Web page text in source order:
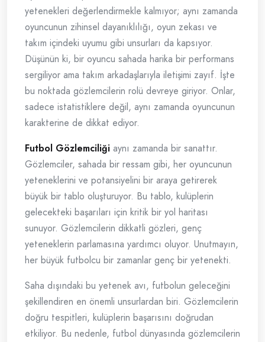
yetenekleri değerlendirmekle kalmıyor; aynı zamanda
oyuncunun zihinsel dayanıklılığı, oyun zekası ve
takım içindeki uyumu gibi unsurları da kapsıyor.
Düşünün ki, bir oyuncu sahada harika bir performans
sergiliyor ama takım arkadaşlarıyla iletişimi zayıf. İşte
bu noktada gözlemcilerin rolü devreye giriyor. Onlar,
sadece istatistiklere değil, aynı zamanda oyuncunun
karakterine de dikkat ediyor.
Futbol Gözlemciliği aynı zamanda bir sanattır.
Gözlemciler, sahada bir ressam gibi, her oyuncunun
yeteneklerini ve potansiyelini bir araya getirerek
büyük bir tablo oluşturuyor. Bu tablo, kulüplerin
gelecekteki başarıları için kritik bir yol haritası
sunuyor. Gözlemcilerin dikkatli gözleri, genç
yeteneklerin parlamasına yardımcı oluyor. Unutmayın,
her büyük futbolcu bir zamanlar genç bir yetenekti.
Saha dışındaki bu yetenek avı, futbolun geleceğini
şekillendiren en önemli unsurlardan biri. Gözlemcilerin
doğru tespitleri, kulüplerin başarısını doğrudan
etkiliyor. Bu nedenle, futbol dünyasında gözlemcilerin